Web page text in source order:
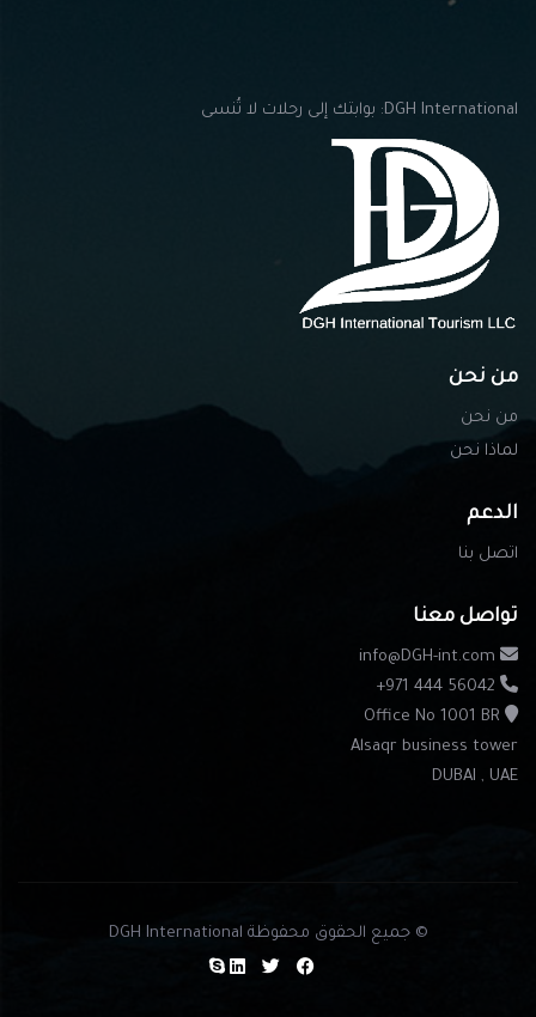
DGH International: بوابتك إلى رحلات لا تُنسى
من نحن
من نحن
لماذا نحن
الدعم
اتصل بنا
تواصل معنا
info@DGH-int.com
+971 444 56042
Alsaqr business tower
DUBAI , UAE
© جميع الحقوق محفوظة DGH International